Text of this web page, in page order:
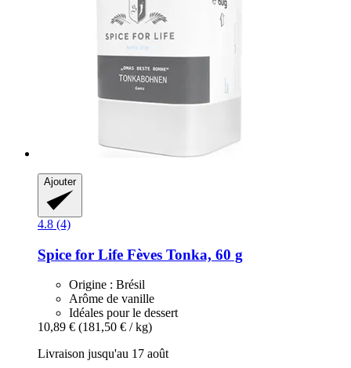
Ajouter
4.8 (4)
Spice for Life Fèves Tonka, 60 g
Origine : Brésil
Arôme de vanille
Idéales pour le dessert
10,89 € (181,50 € / kg)
Livraison jusqu'au 17 août